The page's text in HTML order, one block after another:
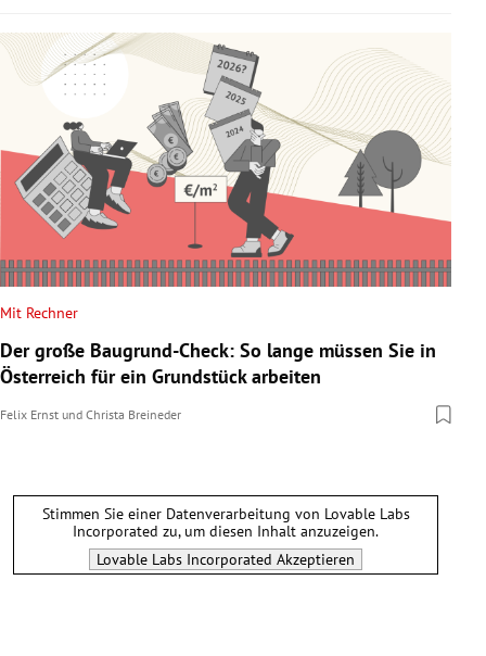
Mit Rechner
Der große Baugrund-Check: So lange müssen Sie in
Österreich für ein Grundstück arbeiten
Felix Ernst und Christa Breineder
Stimmen Sie einer Datenverarbeitung von Lovable Labs
Incorporated zu, um diesen Inhalt anzuzeigen.
Lovable Labs Incorporated Akzeptieren